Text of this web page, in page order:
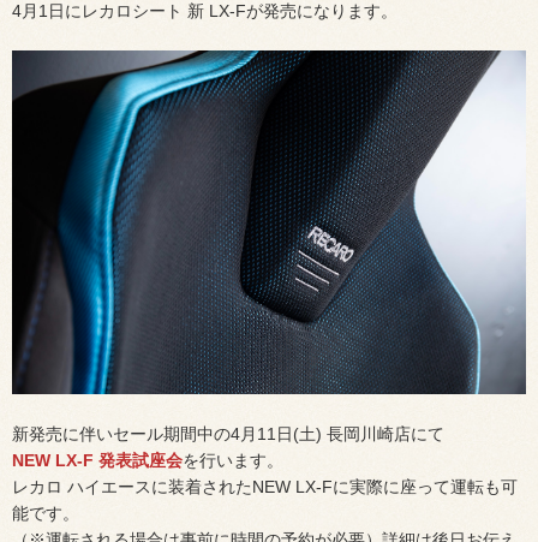
4月1日にレカロシート 新 LX-Fが発売になります。
新発売に伴いセール期間中の4月11日(土) 長岡川崎店にて
NEW LX-F 発表試座会を行います。
レカロ ハイエースに装着されたNEW LX-Fに実際に座って運転も可
能です。